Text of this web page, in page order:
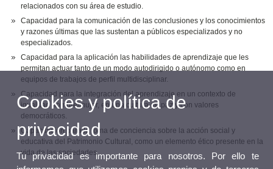
relacionados con su área de estudio.
Capacidad para la comunicación de las conclusiones y los conocimientos
y razones últimas que las sustentan a públicos especializados y no
especializados.
Capacidad para la aplicación las habilidades de aprendizaje que les
permitan actuar tanto de un modo autodirigido o autónomo como en
equipos de trabajos de perfil multidisciplinar.
Capacidad para la integración del aprendizaje en un contexto de
igualdad hombre/mujer, en una cultura de paz y con valores
democráticos.
Capacitación para la toma de conciencia sobre la acción social y
educativa del Patrimonio Cultural, como un elemento ético presente en la
vida de las sociedades.
Cookies y política de
privacidad
Tu privacidad es importante para nosotros. Por ello te